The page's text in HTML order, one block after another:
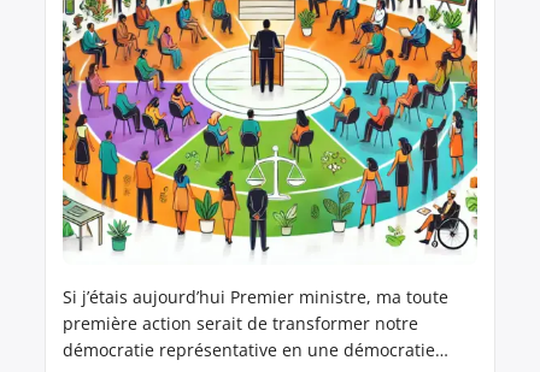
Si j’étais aujourd’hui Premier ministre, ma toute
première action serait de transformer notre
démocratie représentative en une démocratie